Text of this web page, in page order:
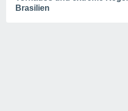
Brasilien